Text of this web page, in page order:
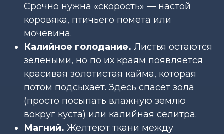
Срочно нужна «скорость» — настой
коровяка, птичьего помета или
мочевина.
Калийное голодание. Листья остаются
зелеными, но по их краям появляется
красивая золотистая кайма, которая
потом подсыхает. Здесь спасет зола
(просто посыпать влажную землю
вокруг куста) или калийная селитра.
Магний. Желтеют ткани между